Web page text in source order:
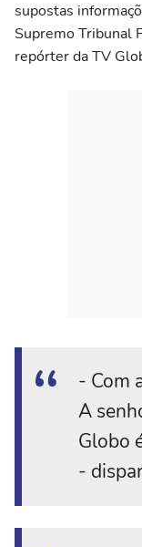
supostas
Supremo Tribunal
repórter da TV
- Com
A
Globo
-